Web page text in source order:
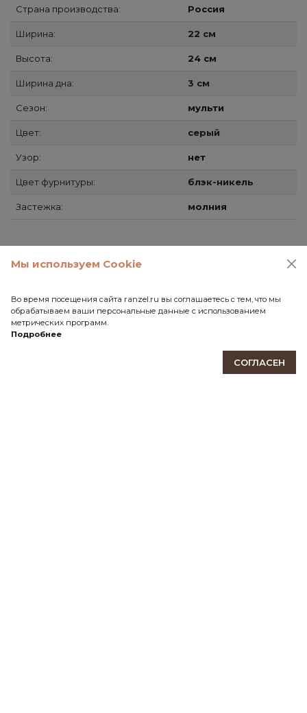
Страна производства: Россия
Ширина: 22 см
Высота: 24 см
Ширина дна: 3 см
Сезон: мульти
Цвет: серый
Узор: нет
Цвет фурнитуры: блэк-никель
Застежка: молния
СДЭК
Почта России
Мы используем Cookie
Во время посещения сайта ranzel.ru вы соглашаетесь с тем, что мы
обрабатываем ваши персональные данные с использованием
метрических программ.
Подробнее
СОГЛАСЕН